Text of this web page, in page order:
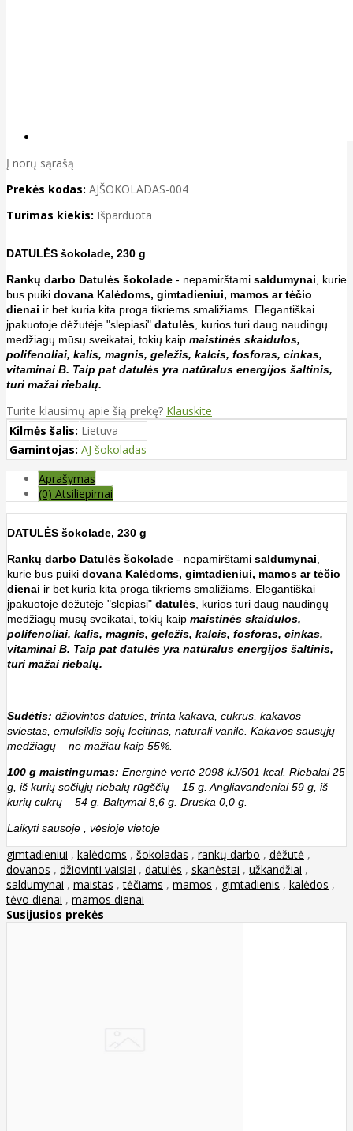
Į norų sąrašą
Prekės kodas: AJŠOKOLADAS-004
Turimas kiekis: Išparduota
DATULĖS šokolade, 230 g
Rankų darbo Datulės šokolade - nepamirštami saldumynai , kurie
bus puiki dovana Kalėdoms, gimtadieniui, mamos ar tėčio
dienai ir bet kuria kita proga tikriems smaližiams. Elegantiškai
įpakuotoje dėžutėje "slepiasi" datulės , kurios turi daug naudingų
medžiagų mūsų sveikatai, tokių kaip maistinės skaidulos,
polifenoliai, kalis, magnis, geležis, kalcis, fosforas, cinkas,
vitaminai B. Taip pat datulės yra natūralus energijos šaltinis,
turi mažai riebalų.
Turite klausimų apie šią prekę? Klauskite
Kilmės šalis: Lietuva
Gamintojas: AJ šokoladas
Aprašymas
(0) Atsiliepimai
DATULĖS šokolade, 230 g
Rankų darbo Datulės šokolade - nepamirštami saldumynai
kurie bus puiki dovana Kalėdoms, gimtadieniui, mamos ar tėčio
dienai ir bet kuria kita proga tikriems smaližiams. Elegantiškai
įpakuotoje dėžutėje "slepiasi" datulės , kurios turi daug naudingų
medžiagų mūsų sveikatai, tokių kaip maistinės skaidulos,
polifenoliai, kalis, magnis, geležis, kalcis, fosforas, cinkas,
vitaminai B. Taip pat datulės yra natūralus energijos šaltinis,
turi mažai riebalų.
Sudėtis: džiovintos datulės, trinta kakava, cukrus, kakavos
sviestas, emulsiklis sojų lecitinas, natūrali vanilė. Kakavos sausųjų
medžiagų – ne mažiau kaip 55%.
100 g maistingumas: Energinė vertė 2098 kJ/501 kcal. Riebalai 25
g, iš kurių sočiųjų riebalų rūgščių – 15 g. Angliavandeniai 59 g, iš
kurių cukrų – 54 g. Baltymai 8,6 g. Druska 0,0 g.
Laikyti sausoje , vėsioje vietoje
gimtadieniui , kalėdoms , šokoladas , rankų darbo , dėžutė ,
dovanos , džiovinti vaisiai , datulės , skanėstai , užkandžiai ,
saldumynai , maistas ,tėčiams , mamos , gimtadienis , kalėdos ,
tėvo dienai , mamos dienai
Susijusios prekės